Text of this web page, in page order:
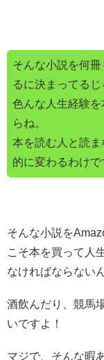
そんな小説を何
るに決まってるじ
色んな人生経験
らね。
本を読む人と読
的に変わるわけで
そんな小説を
こそ本を買って人
なければならない
酒飲んだり、競馬
いですよ！
マジで、そんな暇